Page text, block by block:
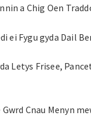
a Chig Oen
ei Fygu gyda Dail
Letys Frisee,
Cnau Menyn